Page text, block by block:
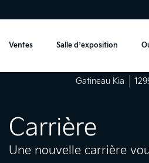
Ventes Salle d’exposition
Gatineau Kia
Carrière
Une nouvelle carrière